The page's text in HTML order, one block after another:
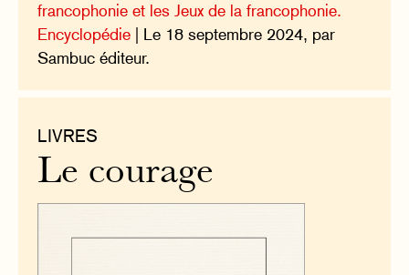
francophonie et les Jeux de la francophonie.
Encyclopédie | Le 18 septembre 2024, par
Sambuc éditeur.
LIVRES
Le courage